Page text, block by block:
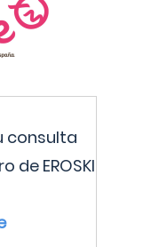
consulta
de EROSKI